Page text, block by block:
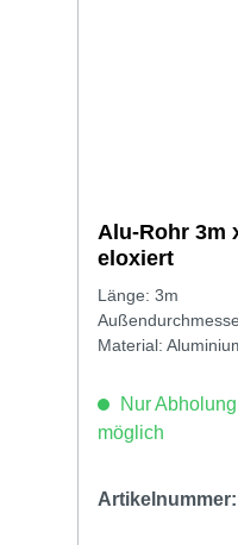
Alu-Rohr 3m
eloxiert
Länge: 3m
Material:
Nur
möglich
Artikelnummer: